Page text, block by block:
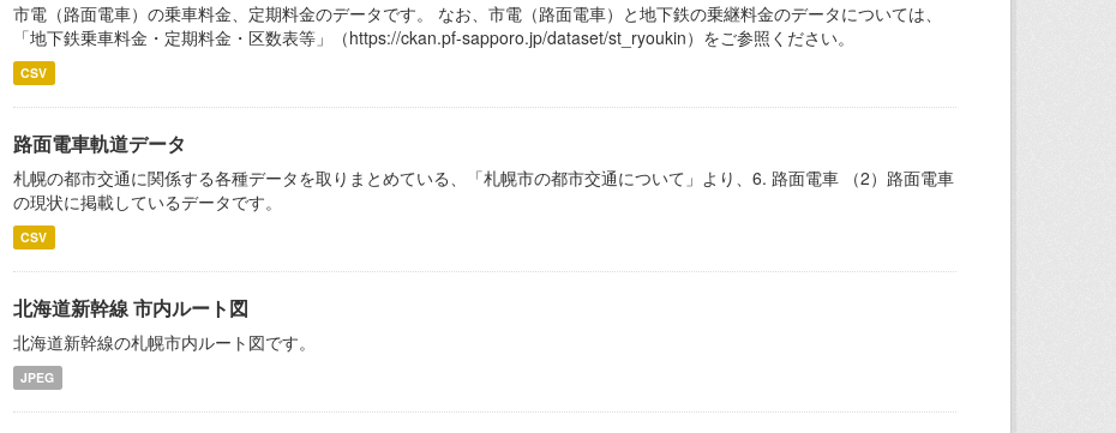
市電（路面電車）の乗車料金、定期料金のデータです。 なお、市電（路面電車）と地下鉄の乗継料金のデータについては、
「地下鉄乗車料金・定期料金・区数表等」（https://ckan.pf-sapporo.jp/dataset/st_ryoukin）をご参照ください。
CSV
路面電車軌道データ
札幌の都市交通に関係する各種データを取りまとめている、「札幌市の都市交通について」より、6. 路面電車 （2）路面電車
の現状に掲載しているデータです。
CSV
北海道新幹線 市内ルート図
北海道新幹線の札幌市内ルート図です。
JPEG